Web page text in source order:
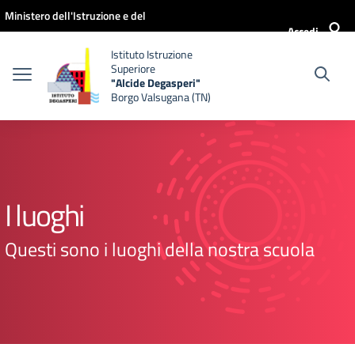
Vai ai contenuti
Vai al menu di navigazione
Vai al footer
Ministero dell'Istruzione e del
Accedi
Istituto Istruzione
Superiore
"Alcide Degasperi"
Borgo Valsugana (TN)
I luoghi
Questi sono i luoghi della nostra scuola